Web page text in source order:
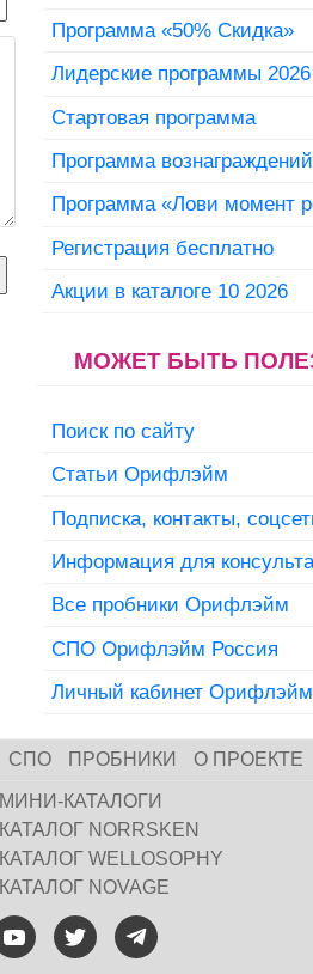
Программа «50% Скидка»
Лидерские программы 2026
Стартовая программа
Программа вознаграждений
Программа «Лови момент
Регистрация бесплатно
Акции в каталоге 10 2026
МОЖЕТ БЫТЬ
Поиск по сайту
Статьи Орифлэйм
Подписка, контакты,
Информация для
Все пробники Орифлэйм
СПО Орифлэйм Россия
Личный кабинет Орифлэйм
СПО ПРОБНИКИ О ПРОЕКТЕ
МИНИ-КАТАЛОГИ
КАТАЛОГ NORRSKEN
КАТАЛОГ WELLOSOPHY
КАТАЛОГ NOVAGE